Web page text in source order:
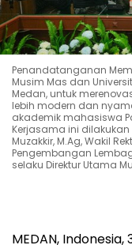
Penandatanganan
Musim Mas dan
Medan, untuk
lebih modern dan
akademik mahasiswa
Kerjasama ini dilakukan
Muzakkir, M.Ag, Wakil
Pengembangan
selaku Direktur Utama
MEDAN, Indonesia,